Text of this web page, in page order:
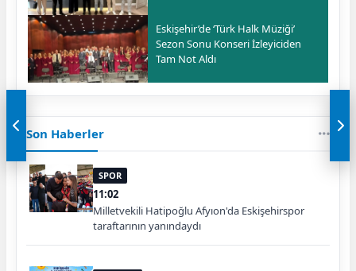
Eskişehir’de ‘Türk Halk Müziği’
Sezon Sonu Konseri İzleyiciden
Tam Not Aldı
Son Haberler
SPOR
11:02
Milletvekili Hatipoğlu Afyıon'da Eskişehirspor
taraftarının yanındaydı